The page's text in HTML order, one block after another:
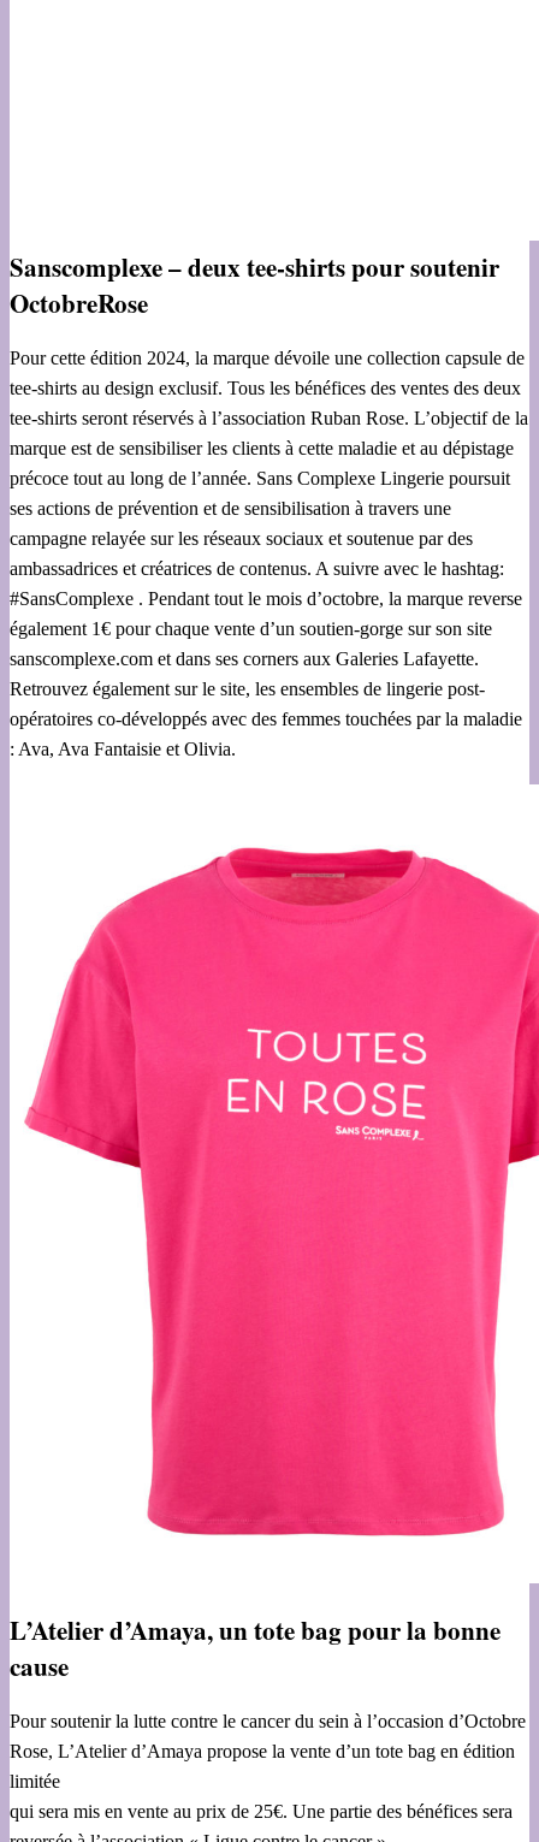
Sanscomplexe – deux tee-shirts pour soutenir
OctobreRose
Pour cette édition 2024, la marque dévoile une collection capsule de
tee-shirts au design exclusif. Tous les bénéfices des ventes des deux
tee-shirts seront réservés à l’association Ruban Rose. L’objectif de la
marque est de sensibiliser les clients à cette maladie et au dépistage
précoce tout au long de l’année. Sans Complexe Lingerie poursuit
ses actions de prévention et de sensibilisation à travers une
campagne relayée sur les réseaux sociaux et soutenue par des
ambassadrices et créatrices de contenus. A suivre avec le hashtag:
#SansComplexe . Pendant tout le mois d’octobre, la marque reverse
également 1€ pour chaque vente d’un soutien-gorge sur son site
sanscomplexe.com et dans ses corners aux Galeries Lafayette.
Retrouvez également sur le site, les ensembles de lingerie post-
opératoires co-développés avec des femmes touchées par la maladie
: Ava, Ava Fantaisie et Olivia.
L’Atelier d’Amaya, un tote bag pour la bonne
cause
Pour soutenir la lutte contre le cancer du sein à l’occasion d’Octobre
Rose, L’Atelier d’Amaya propose la vente d’un tote bag en édition
limitée
qui sera mis en vente au prix de 25€. Une partie des bénéfices sera